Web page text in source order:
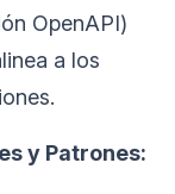
OpenAPI)
a los
y Patrones: